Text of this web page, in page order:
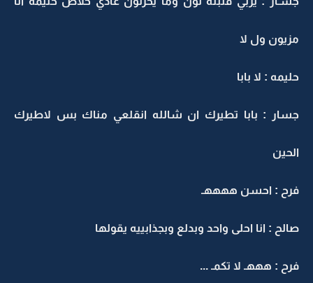
مزيون ول لا
حليمه : لا بابا
جسار : بابا تطيرك ان شالله انقلعي مناك بس لاطيرك
الحين
فرح : احسن ههههـ
صالح : انا احلى واحد وبدلع وبجذابييه يقولها
فرح : هههـ لا تكمـ ...